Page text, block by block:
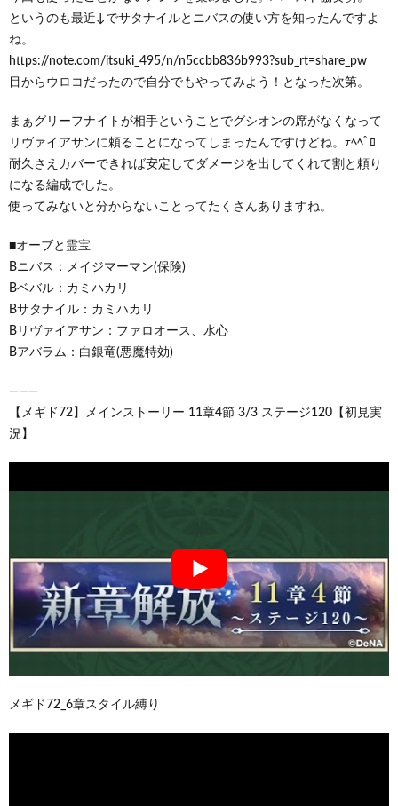
というのも最近↓でサタナイルとニバスの使い方を知ったんですよ
ね。
https://note.com/itsuki_495/n/n5ccbb836b993?sub_rt=share_pw
目からウロコだったので自分でもやってみよう！となった次第。
まぁグリーフナイトが相手ということでグシオンの席がなくなって
リヴァイアサンに頼ることになってしまったんですけどね。ﾃﾍﾍﾟﾛ
耐久さえカバーできれば安定してダメージを出してくれて割と頼り
になる編成でした。
使ってみないと分からないことってたくさんありますね。
■オーブと霊宝
Bニバス：メイジマーマン(保険)
Bベバル：カミハカリ
Bサタナイル：カミハカリ
Bリヴァイアサン：ファロオース、水心
Bアバラム：白銀竜(悪魔特効)
―――
【メギド72】メインストーリー 11章4節 3/3 ステージ120【初見実
況】
メギド72_6章スタイル縛り